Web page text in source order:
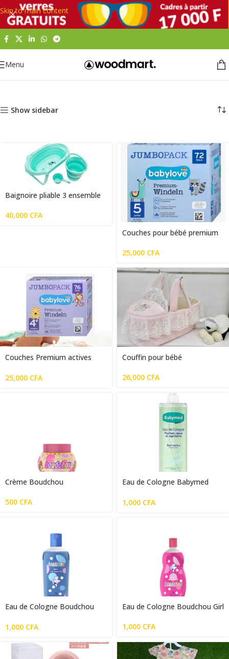
Skip to main content
Menu
Show sidebar
Baignoire pliable 3 ensemble
40,000 CFA
Couches pour bébé premium
kg), 72 pièces
25,000 CFA
Couches Premium actives
25,000 CFA
Couffin pour bébé
26,000 CFA
Crème Boudchou
500 CFA
Eau de Cologne Babymed
1,000 CFA
Eau de Cologne Boudchou
1,000 CFA
Eau de Cologne Boudchou Girl
1,000 CFA